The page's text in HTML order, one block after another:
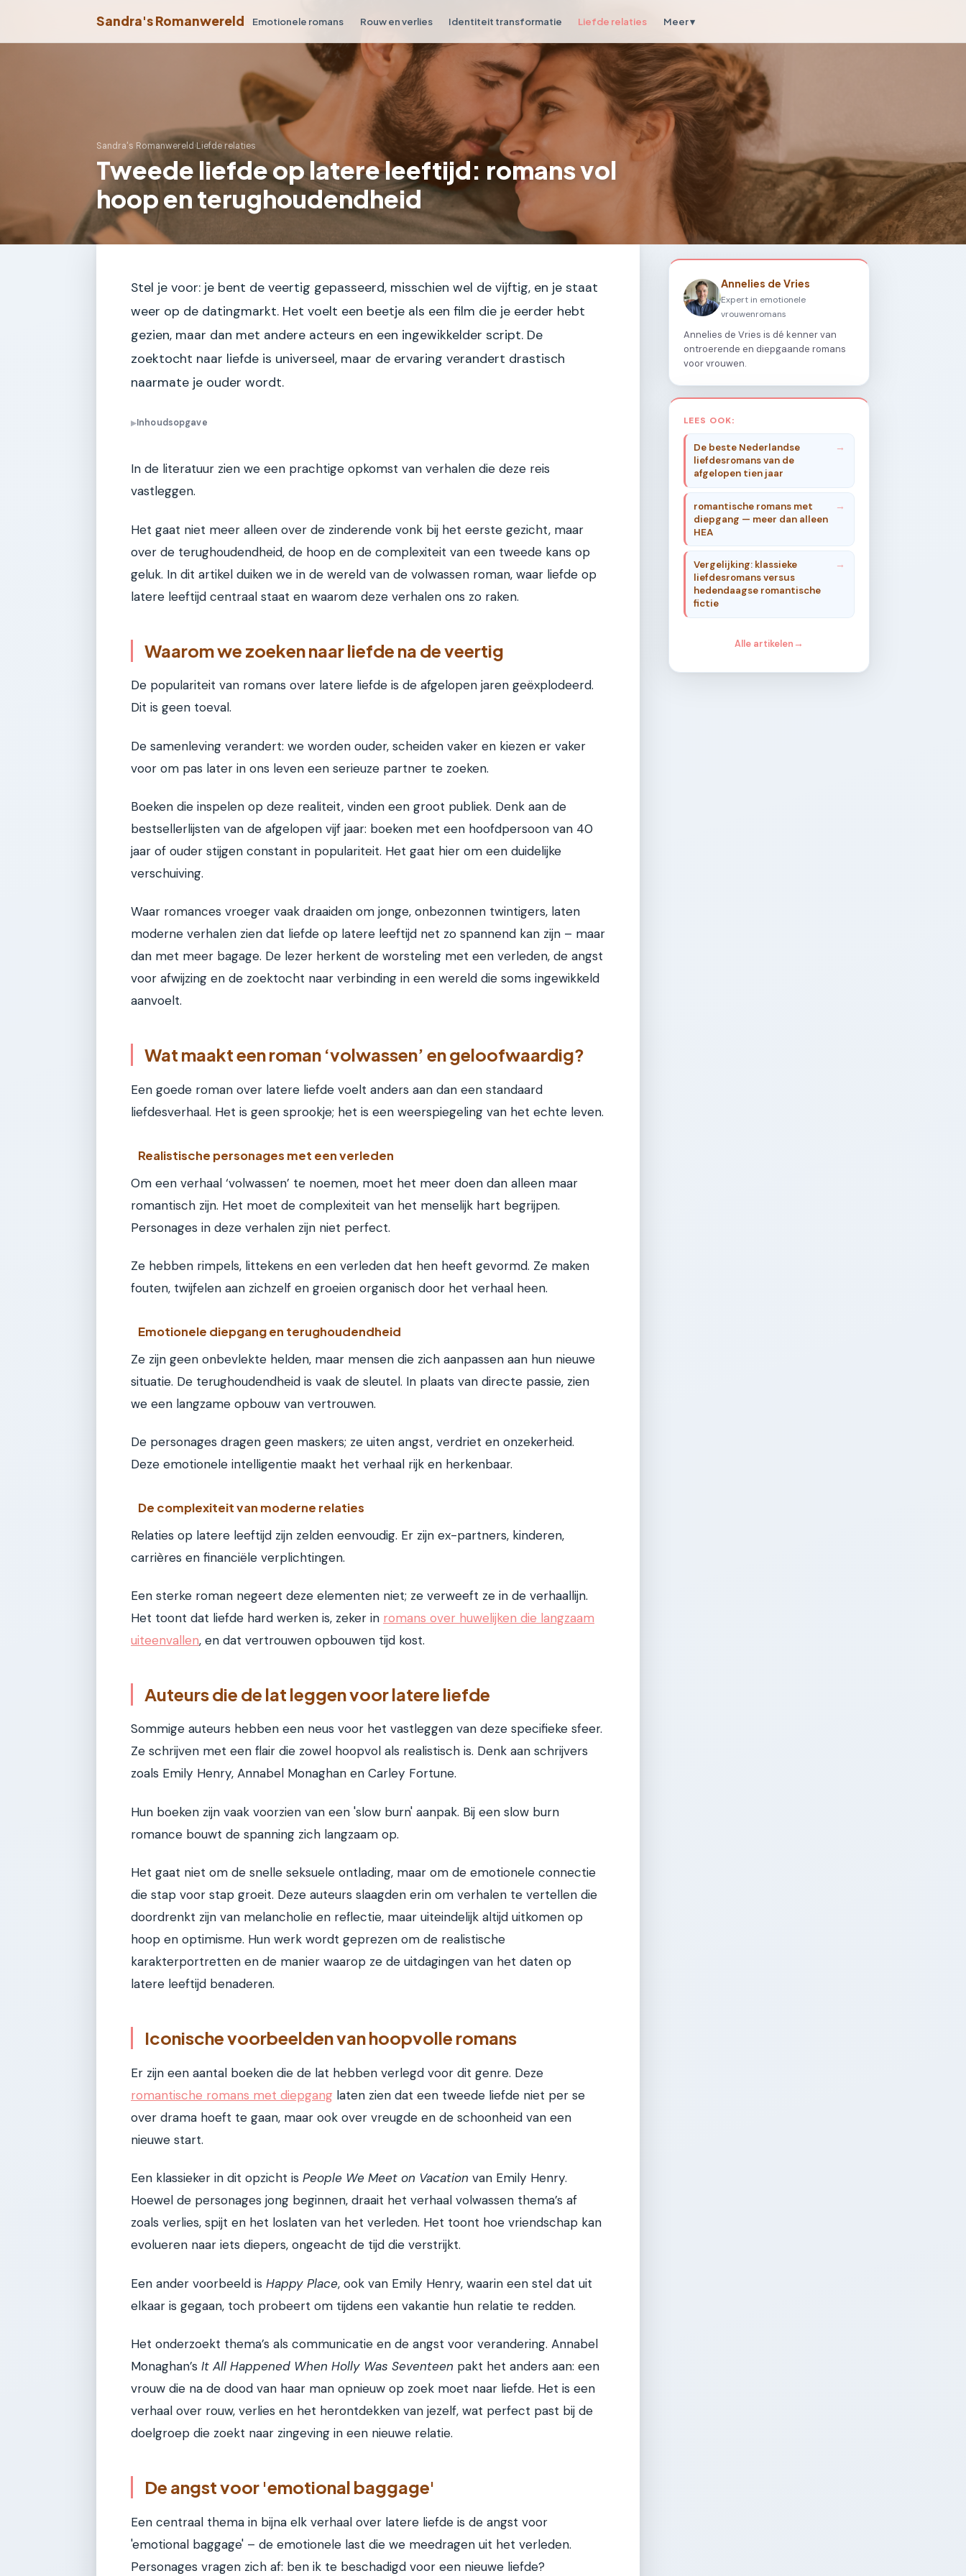
Sandra's Romanwereld Emotionele romans Rouw en verlies Identiteit transformatie Liefde relaties Meer ▾
Sandra's Romanwereld›Liefde relaties
Tweede liefde op latere leeftijd: romans vol
hoop en terughoudendheid
Stel je voor: je bent de veertig gepasseerd, misschien wel de vijftig, en je staat
weer op de datingmarkt. Het voelt een beetje als een film die je eerder hebt
gezien, maar dan met andere acteurs en een ingewikkelder script. De
zoektocht naar liefde is universeel, maar de ervaring verandert drastisch
naarmate je ouder wordt.
▶Inhoudsopgave
In de literatuur zien we een prachtige opkomst van verhalen die deze reis
vastleggen.
Het gaat niet meer alleen over de zinderende vonk bij het eerste gezicht, maar
over de terughoudendheid, de hoop en de complexiteit van een tweede kans op
geluk. In dit artikel duiken we in de wereld van de volwassen roman, waar liefde op
latere leeftijd centraal staat en waarom deze verhalen ons zo raken.
Waarom we zoeken naar liefde na de veertig
De populariteit van romans over latere liefde is de afgelopen jaren geëxplodeerd.
Dit is geen toeval.
De samenleving verandert: we worden ouder, scheiden vaker en kiezen er vaker
voor om pas later in ons leven een serieuze partner te zoeken.
Boeken die inspelen op deze realiteit, vinden een groot publiek. Denk aan de
bestsellerlijsten van de afgelopen vijf jaar: boeken met een hoofdpersoon van 40
jaar of ouder stijgen constant in populariteit. Het gaat hier om een duidelijke
verschuiving.
Waar romances vroeger vaak draaiden om jonge, onbezonnen twintigers, laten
moderne verhalen zien dat liefde op latere leeftijd net zo spannend kan zijn – maar
dan met meer bagage. De lezer herkent de worsteling met een verleden, de angst
voor afwijzing en de zoektocht naar verbinding in een wereld die soms ingewikkeld
aanvoelt.
Wat maakt een roman ‘volwassen’ en geloofwaardig?
Een goede roman over latere liefde voelt anders aan dan een standaard
liefdesverhaal. Het is geen sprookje; het is een weerspiegeling van het echte leven.
Realistische personages met een verleden
Om een verhaal ‘volwassen’ te noemen, moet het meer doen dan alleen maar
romantisch zijn. Het moet de complexiteit van het menselijk hart begrijpen.
Personages in deze verhalen zijn niet perfect.
Ze hebben rimpels, littekens en een verleden dat hen heeft gevormd. Ze maken
fouten, twijfelen aan zichzelf en groeien organisch door het verhaal heen.
Emotionele diepgang en terughoudendheid
Ze zijn geen onbevlekte helden, maar mensen die zich aanpassen aan hun nieuwe
situatie. De terughoudendheid is vaak de sleutel. In plaats van directe passie, zien
we een langzame opbouw van vertrouwen.
De personages dragen geen maskers; ze uiten angst, verdriet en onzekerheid.
Deze emotionele intelligentie maakt het verhaal rijk en herkenbaar.
De complexiteit van moderne relaties
Relaties op latere leeftijd zijn zelden eenvoudig. Er zijn ex-partners, kinderen,
carrières en financiële verplichtingen.
Een sterke roman negeert deze elementen niet; ze verweeft ze in de verhaallijn.
Het toont dat liefde hard werken is, zeker in romans over huwelijken die langzaam
uiteenvallen, en dat vertrouwen opbouwen tijd kost.
Auteurs die de lat leggen voor latere liefde
Sommige auteurs hebben een neus voor het vastleggen van deze specifieke sfeer.
Ze schrijven met een flair die zowel hoopvol als realistisch is. Denk aan schrijvers
zoals Emily Henry, Annabel Monaghan en Carley Fortune.
Hun boeken zijn vaak voorzien van een 'slow burn' aanpak. Bij een slow burn
romance bouwt de spanning zich langzaam op.
Het gaat niet om de snelle seksuele ontlading, maar om de emotionele connectie
die stap voor stap groeit. Deze auteurs slaagden erin om verhalen te vertellen die
doordrenkt zijn van melancholie en reflectie, maar uiteindelijk altijd uitkomen op
hoop en optimisme. Hun werk wordt geprezen om de realistische
karakterportretten en de manier waarop ze de uitdagingen van het daten op
latere leeftijd benaderen.
Iconische voorbeelden van hoopvolle romans
Er zijn een aantal boeken die de lat hebben verlegd voor dit genre. Deze
romantische romans met diepgang laten zien dat een tweede liefde niet per se
over drama hoeft te gaan, maar ook over vreugde en de schoonheid van een
nieuwe start.
Een klassieker in dit opzicht is People We Meet on Vacation van Emily Henry.
Hoewel de personages jong beginnen, draait het verhaal volwassen thema’s af
zoals verlies, spijt en het loslaten van het verleden. Het toont hoe vriendschap kan
evolueren naar iets diepers, ongeacht de tijd die verstrijkt.
Een ander voorbeeld is Happy Place, ook van Emily Henry, waarin een stel dat uit
elkaar is gegaan, toch probeert om tijdens een vakantie hun relatie te redden.
Het onderzoekt thema’s als communicatie en de angst voor verandering. Annabel
Monaghan’s It All Happened When Holly Was Seventeen pakt het anders aan: een
vrouw die na de dood van haar man opnieuw op zoek moet naar liefde. Het is een
verhaal over rouw, verlies en het herontdekken van jezelf, wat perfect past bij de
doelgroep die zoekt naar zingeving in een nieuwe relatie.
De angst voor 'emotional baggage'
Een centraal thema in bijna elk verhaal over latere liefde is de angst voor
'emotional baggage' – de emotionele last die we meedragen uit het verleden.
Personages vragen zich af: ben ik te beschadigd voor een nieuwe liefde?
Annelies de Vries
Expert in emotionele
vrouwenromans
Annelies de Vries is dé kenner van
ontroerende en diepgaande romans
voor vrouwen.
LEES OOK:
De beste Nederlandse
liefdesromans van de
afgelopen tien jaar
romantische romans met
diepgang — meer dan alleen
HEA
Vergelijking: klassieke
liefdesromans versus
hedendaagse romantische
fictie
Alle artikelen